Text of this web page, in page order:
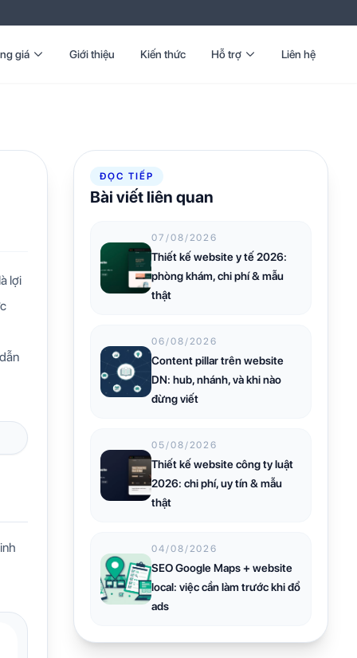
giá Giới thiệu Kiến thức Hỗ trợ Liên hệ
lợi
ĐỌC TIẾP
Bài viết liên quan
07/08/2026
Thiết kế website y tế 2026:
phòng khám, chi phí & mẫu
thật
06/08/2026
Content pillar trên website
DN: hub, nhánh, và khi nào
đừng viết
05/08/2026
Thiết kế website công ty luật
2026: chi phí, uy tín & mẫu
thật
04/08/2026
SEO Google Maps + website
local: việc cần làm trước khi đổ
ads